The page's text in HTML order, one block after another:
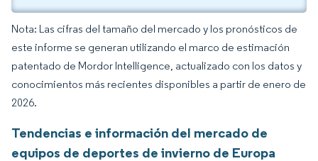
Nota: Las cifras del tamaño del mercado y los pronósticos de
este informe se generan utilizando el marco de estimación
patentado de Mordor Intelligence, actualizado con los datos y
conocimientos más recientes disponibles a partir de enero de
2026.
Tendencias e información del mercado de
equipos de deportes de invierno de Europa